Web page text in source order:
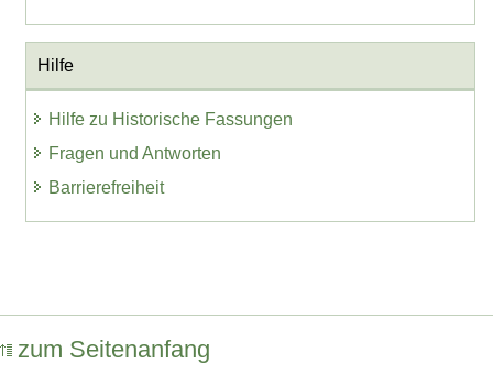
Hilfe
Hilfe zu Historische Fassungen
Fragen und Antworten
Barrierefreiheit
zum Seitenanfang